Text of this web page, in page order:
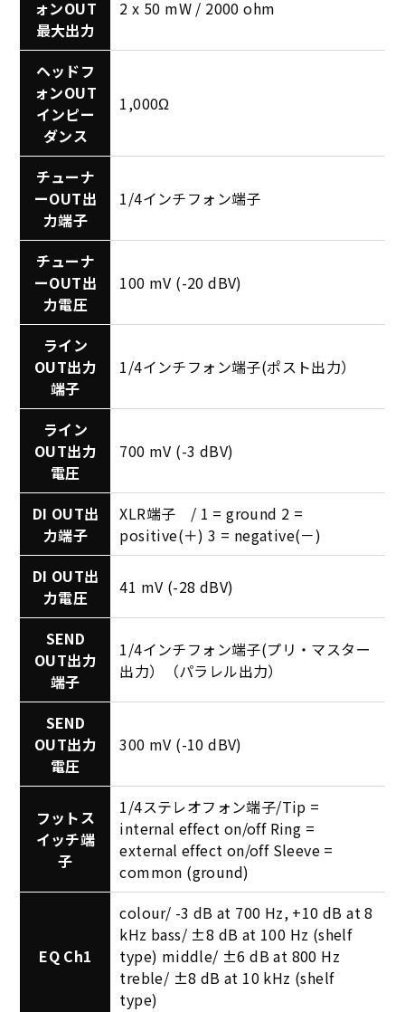
ォンOUT
最大出力
2 x 50 mW / 2000 ohm
ヘッドフ
ォンOUT
インピー
ダンス
1,000Ω
チューナ
ーOUT出
力端子
1/4インチフォン端子
チューナ
ーOUT出
力電圧
100 mV (-20 dBV)
ライン
OUT出力
端子
1/4インチフォン端子(ポスト出力）
ライン
OUT出力
電圧
700 mV (-3 dBV)
DI OUT出
力端子
XLR端子 / 1 = ground 2 =
positive(＋) 3 = negative(－)
DI OUT出
力電圧
41 mV (-28 dBV)
SEND
OUT出力
端子
1/4インチフォン端子(プリ・マスター
出力）（パラレル出力）
SEND
OUT出力
電圧
300 mV (-10 dBV)
フットス
イッチ端
子
1/4ステレオフォン端子/Tip =
internal effect on/off Ring =
external effect on/off Sleeve =
common (ground)
EQ Ch1
colour/ -3 dB at 700 Hz, +10 dB at 8
kHz bass/ ±8 dB at 100 Hz (shelf
type) middle/ ±6 dB at 800 Hz
treble/ ±8 dB at 10 kHz (shelf
type)